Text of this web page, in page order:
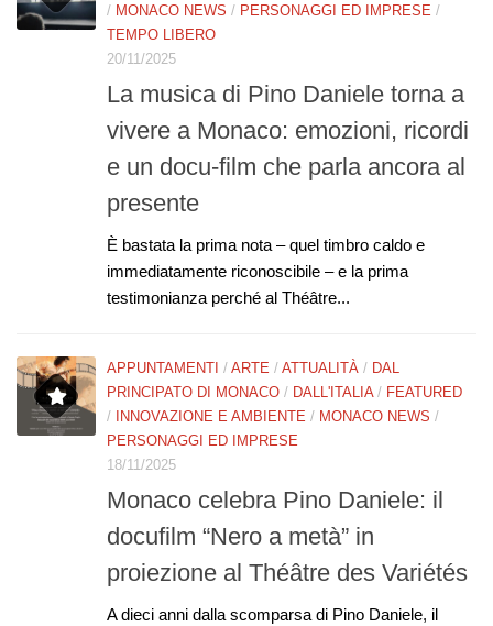
/ MONACO NEWS / PERSONAGGI ED IMPRESE /
TEMPO LIBERO
20/11/2025
La musica di Pino Daniele torna a
vivere a Monaco: emozioni, ricordi
e un docu-film che parla ancora al
presente
È bastata la prima nota – quel timbro caldo e
immediatamente riconoscibile – e la prima
testimonianza perché al Théâtre...
APPUNTAMENTI / ARTE / ATTUALITÀ / DAL
PRINCIPATO DI MONACO / DALL'ITALIA / FEATURED
/ INNOVAZIONE E AMBIENTE / MONACO NEWS /
PERSONAGGI ED IMPRESE
18/11/2025
Monaco celebra Pino Daniele: il
docufilm “Nero a metà” in
proiezione al Théâtre des Variétés
A dieci anni dalla scomparsa di Pino Daniele, il